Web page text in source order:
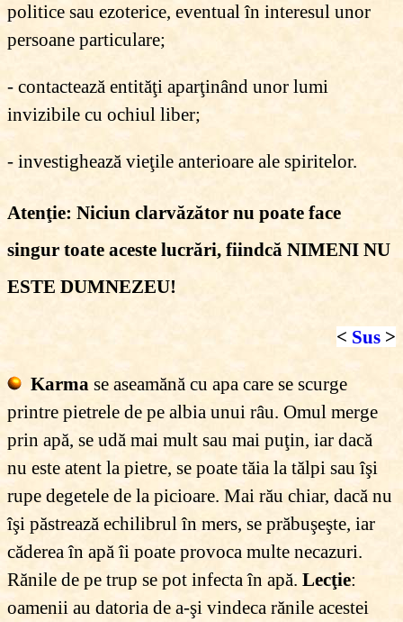
politice sau ezoterice, eventual în interesul unor
persoane particulare;
- contactează entităţi aparţinând unor lumi
invizibile cu ochiul liber;
- investighează vieţile anterioare ale spiritelor.
Atenţie: Niciun clarvăzător nu poate face
singur toate aceste lucrări, fiindcă NIMENI NU
ESTE DUMNEZEU!
< Sus >
Karma se aseamănă cu apa care se scurge
printre pietrele de pe albia unui râu. Omul merge
prin apă, se udă mai mult sau mai puţin, iar dacă
nu este atent la pietre, se poate tăia la tălpi sau îşi
rupe degetele de la picioare. Mai rău chiar, dacă nu
îşi păstrează echilibrul în mers, se prăbuşeşte, iar
căderea în apă îi poate provoca multe necazuri.
Rănile de pe trup se pot infecta în apă. Lecţie:
oamenii au datoria de a-şi vindeca rănile acestei